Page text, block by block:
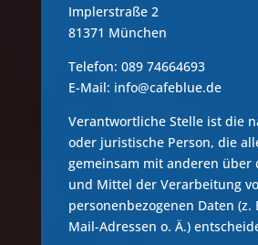
Implerstraße 2
81371 München
Telefon: 089 74664693
E-Mail: info@cafeblue.de
Verantwortliche Stelle ist die
oder juristische Person, die
gemeinsam mit anderen über
und Mittel der Verarbeitung
personenbezogenen Daten (z.
Mail-Adressen o. Ä.)